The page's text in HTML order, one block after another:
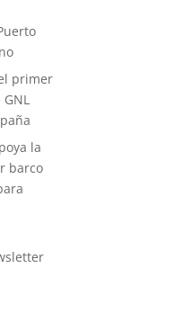
primer
la
barco